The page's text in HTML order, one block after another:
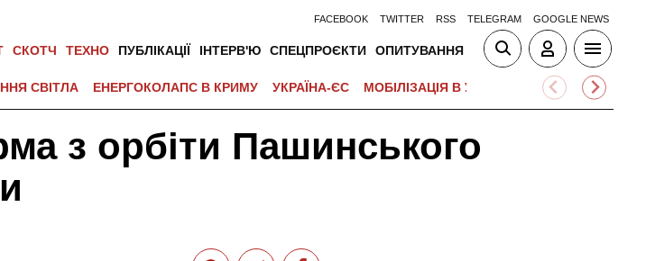
FACEBOOK TWITTER RSS TELEGRAM GOOGLE NEWS
СКОТЧ ТЕХНО ПУБЛІКАЦІЇ ІНТЕРВ'Ю СПЕЦПРОЄКТИ ОПИТУВАННЯ
СВІТЛА ЕНЕРГОКОЛАПС В КРИМУ УКРАЇНА-ЄС МОБІЛІЗАЦІЯ В УКРАЇНІ ВІЙНА НА
з орбіти Пашинського